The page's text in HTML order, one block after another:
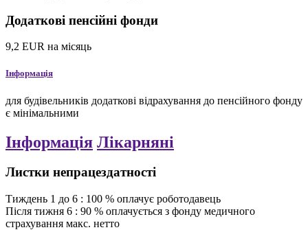
Додаткові пенсійні фонди
9,2 EUR на місяць
Інформація
для будівельників додаткові відрахування до пенсійного фонду
є мінімальними
Інформація Лікарняні
Листки непрацездатності
Тиждень 1 до 6 : 100 % оплачує роботодавець
Після тижня 6 : 90 % оплачується з фонду медичного
страхування макс. нетто